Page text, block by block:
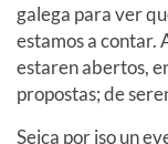
galega para ver
estamos a contar.
estaren abertos,
propostas; de
Seica por iso un